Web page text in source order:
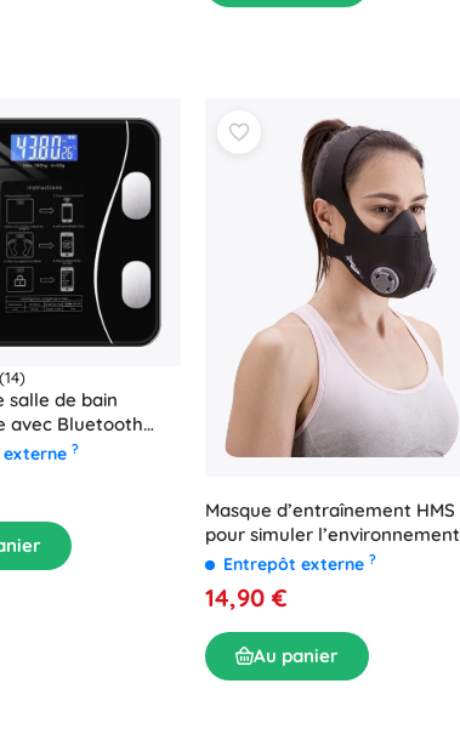
(14)
salle de bain
avec Bluetooth
1, jusqu’à 180 kg
?
Masque d’entraînement HMS
pour simuler l’environnement
d’altitude
Entrepôt externe ?
14,90 €
Au panier